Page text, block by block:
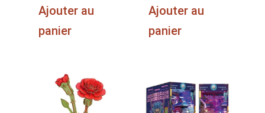
Ajouter au
panier
Ajouter au
panier